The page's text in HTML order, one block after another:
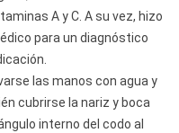
A y C. A su vez, hizo
para un diagnóstico
las manos con agua y
cubrirse la nariz y boca
interno del codo al